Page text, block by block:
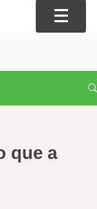
que a
5 estrelas.